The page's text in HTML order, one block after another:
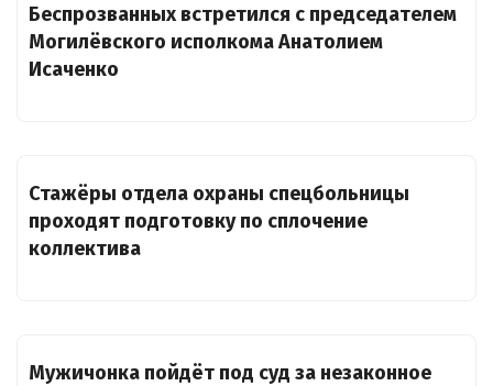
Беспрозванных встретился с председателем
Могилёвского исполкома Анатолием
Исаченко
Стажёры отдела охраны спецбольницы
проходят подготовку по сплочение
коллектива
Мужичонка пойдёт под суд за незаконное